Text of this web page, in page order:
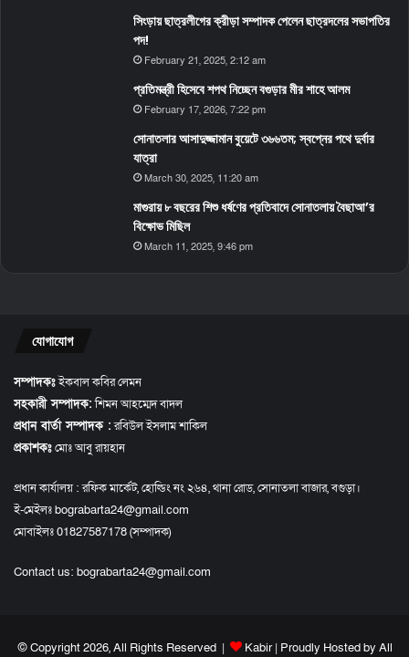
সিংড়ায় ছাত্রলীগের ক্রীড়া সম্পাদক পেলেন ছাত্রদলের সভাপতির
পদ!
February 21, 2025, 2:12 am
প্রতিমন্ত্রী হিসেবে শপথ নিচ্ছেন বগুড়ার মীর শাহে আলম
February 17, 2026, 7:22 pm
সোনাতলার আসাদুজ্জামান বুয়েটে ৩৬৬তম; স্বপ্নের পথে দুর্বার
যাত্রা
March 30, 2025, 11:20 am
মাগুরায় ৮ বছরের শিশু ধর্ষণের প্রতিবাদে সোনাতলায় বৈছাআ’র
বিক্ষোভ মিছিল
March 11, 2025, 9:46 pm
যোগাযোগ
সম্পাদকঃইকবাল কবির লেমন
সহকারী সম্পাদক:শিমন আহম্মেদ বাদল
প্রধান বার্তা সম্পাদক :রবিউল ইসলাম শাকিল
প্রকাশকঃমোঃ আবু রায়হান
প্রধান কার্যালয় : রফিক মার্কেট, হোল্ডিং নং ২৬৪, থানা রোড, সোনাতলা বাজার, বগুড়া।
ই-মেইলঃ bograbarta24@gmail.com
মোবাইলঃ 01827587178 (সম্পাদক)
Contact us: bograbarta24@gmail.com
© Copyright 2026, All Rights Reserved | Kabir| Proudly Hosted by All